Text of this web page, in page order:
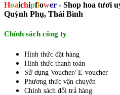
Hoaichipflower - Shop hoa tươi
Quỳnh Phụ, Thái Bình
Chính sách công ty
Hình thức đặt hàng
Hình thức thanh toán
Sử dụng Voucher/ E-voucher
Phương thức vận chuyên
Chính sách đổi trả hàng